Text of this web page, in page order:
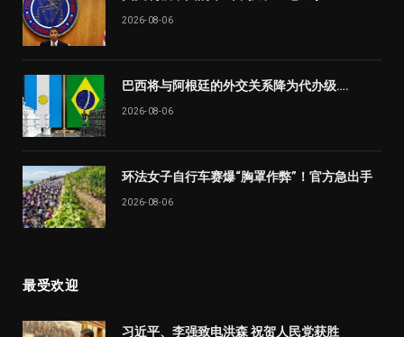
2026-08-06
巴西将与阿根廷的外交关系降为代办级….
2026-08-06
环法女子自行车赛爆“胸罩作弊”！官方急出手
2026-08-06
最受欢迎
习近平、李强致电洪森 祝贺人民党获胜